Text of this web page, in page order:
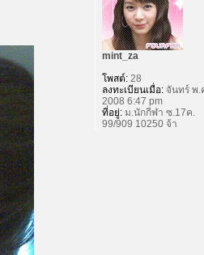
mint_za
โพสต์:28
ลงทะเบียนเมื่อ:จันทร์ พ.
2008 6:47 pm
ที่อยู่:ม.นักกีฬา ซ.17ค.
99/909 10250 จ้า